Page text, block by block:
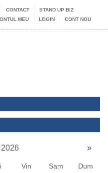
CONTACT
STAND UP BIZ
MEU
LOGIN CONT NOU
»
Vin Sam Dum